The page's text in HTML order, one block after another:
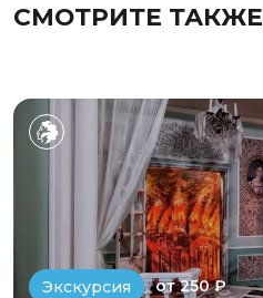
СМОТРИТЕ ТАКЖЕ
Экскурсия от 250 ₽